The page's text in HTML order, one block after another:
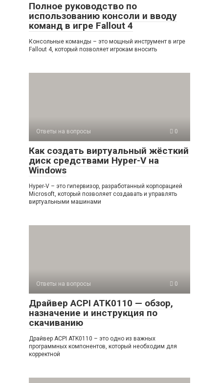
Полное руководство по
использованию консоли и вводу
команд в игре Fallout 4
Консольные команды – это мощный инструмент в игре
Fallout 4, который позволяет игрокам вносить
Ответы на вопросы 0
Как создать виртуальный жёсткий
диск средствами Hyper-V на
Windows
Hyper-V – это гипервизор, разработанный корпорацией
Microsoft, который позволяет создавать и управлять
виртуальными машинами
Ответы на вопросы 0
Драйвер ACPI ATK0110 — обзор,
назначение и инструкция по
скачиванию
Драйвер ACPI ATK0110 – это одно из важных
программных компонентов, который необходим для
корректной